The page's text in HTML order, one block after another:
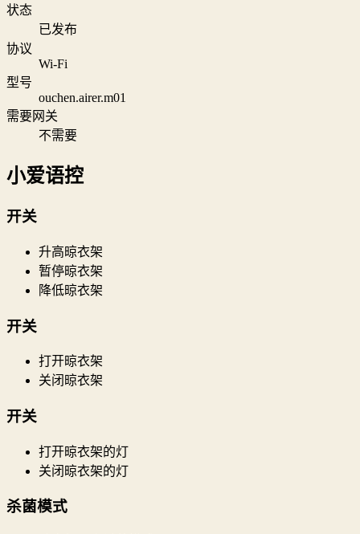
状态
已发布
协议
Wi‑Fi
型号
ouchen.airer.m01
需要网关
不需要
小爱语控
开关
升高晾衣架
暂停晾衣架
降低晾衣架
开关
打开晾衣架
关闭晾衣架
开关
打开晾衣架的灯
关闭晾衣架的灯
杀菌模式